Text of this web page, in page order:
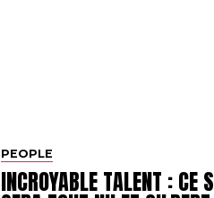
PEOPLE
INCROYABLE TALENT : CE